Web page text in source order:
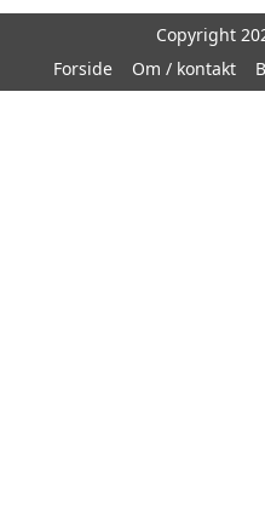
Copyright
Forside
Om / kontakt